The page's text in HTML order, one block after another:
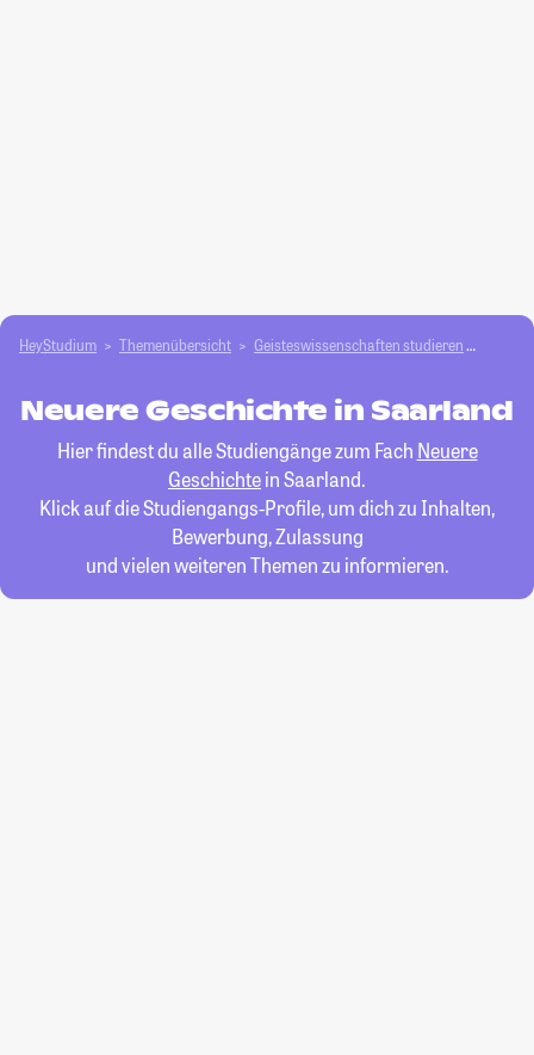
HeyStudium Themenübersicht Geisteswissenschaften studieren
Neuere Geschichte in Saarland
Hier findest du alle Studiengänge zum Fach Neuere
Geschichtein Saarland.
Klick auf die Studiengangs-Profile, um dich zu Inhalten,
Bewerbung, Zulassung
und vielen weiteren Themen zu informieren.